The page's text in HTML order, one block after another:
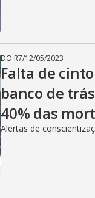
DO R7/12/05/2023
Falta de
banco de
40% das
Alertas de